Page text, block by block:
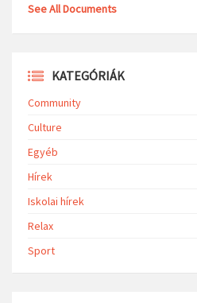
See All Documents
KATEGÓRIÁK
Community
Culture
Egyéb
Hírek
Iskolai hírek
Relax
Sport